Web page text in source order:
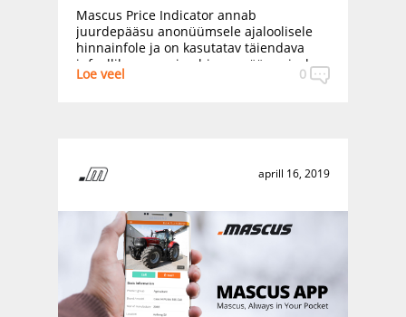
Mascus Price Indicator annab
juurdepääsu anonüümsele ajaloolisele
hinnainfole ja on kasutatav täiendava
infoallikana masina hinna määramisel.
0
Loe veel
aprill 16, 2019